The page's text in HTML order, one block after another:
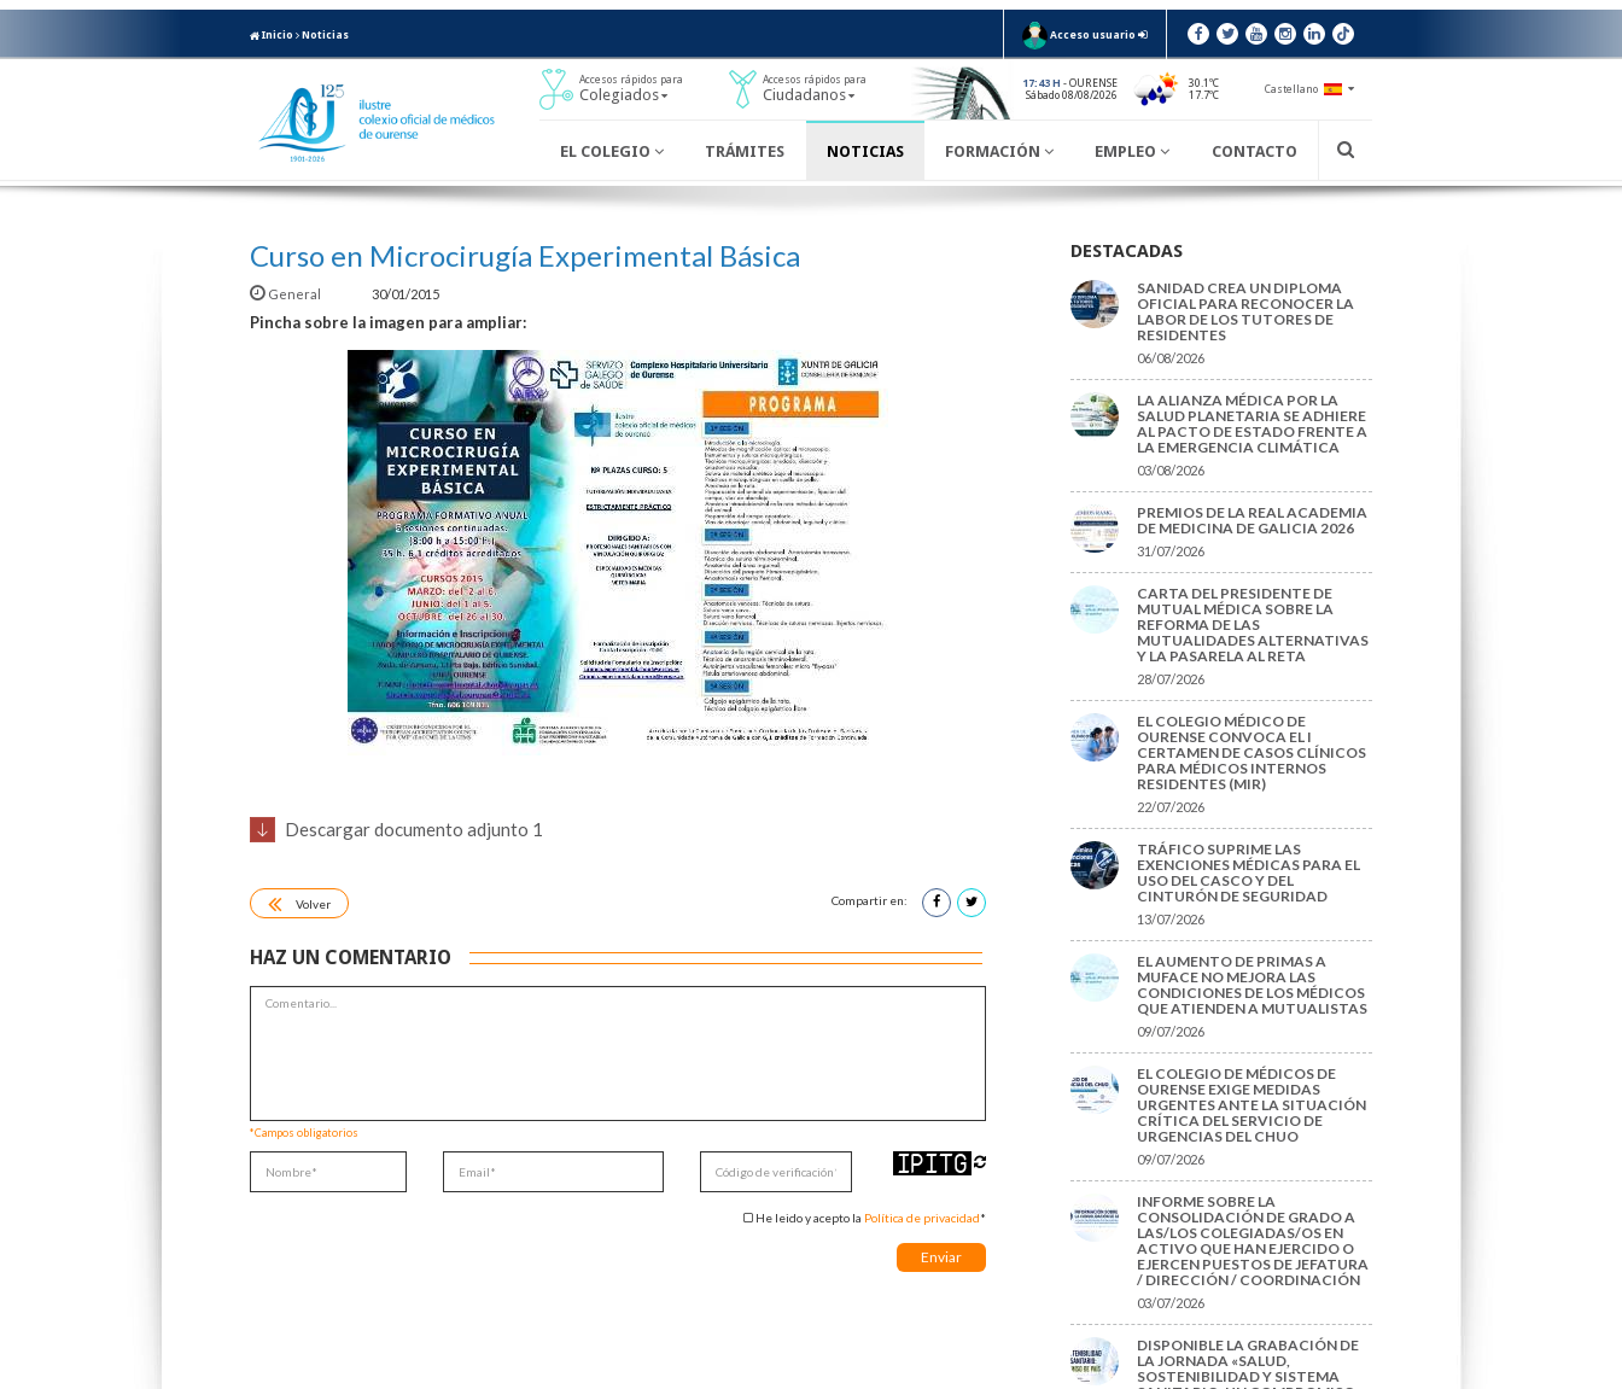
Inicio Noticias Acceso usuario
Accesos rápidos para
Colegiados
Accesos rápidos para
Ciudadanos
17:43 H - OURENSE
Sábado 08/08/2026
30.1ºC
17.7ºC
Castellano
EL COLEGIO TRÁMITES NOTICIAS FORMACIÓN EMPLEO CONTACTO
Curso en Microcirugía Experimental Básica
General 30/01/2015
Pincha sobre la imagen para ampliar:
Descargar documento adjunto 1
Volver Compartir en:
HAZ UN COMENTARIO
*Campos obligatorios
He leido y acepto la Política de privacidad*
DESTACADAS
SANIDAD CREA UN DIPLOMA
OFICIAL PARA RECONOCER LA
LABOR DE LOS TUTORES DE
RESIDENTES
06/08/2026
LA ALIANZA MÉDICA POR LA
SALUD PLANETARIA SE ADHIERE
AL PACTO DE ESTADO FRENTE A
LA EMERGENCIA CLIMÁTICA
03/08/2026
PREMIOS DE LA REAL ACADEMIA
DE MEDICINA DE GALICIA 2026
31/07/2026
CARTA DEL PRESIDENTE DE
MUTUAL MÉDICA SOBRE LA
REFORMA DE LAS
MUTUALIDADES ALTERNATIVAS
Y LA PASARELA AL RETA
28/07/2026
EL COLEGIO MÉDICO DE
OURENSE CONVOCA EL I
CERTAMEN DE CASOS CLÍNICOS
PARA MÉDICOS INTERNOS
RESIDENTES (MIR)
22/07/2026
TRÁFICO SUPRIME LAS
EXENCIONES MÉDICAS PARA EL
USO DEL CASCO Y DEL
CINTURÓN DE SEGURIDAD
13/07/2026
EL AUMENTO DE PRIMAS A
MUFACE NO MEJORA LAS
CONDICIONES DE LOS MÉDICOS
QUE ATIENDEN A MUTUALISTAS
09/07/2026
EL COLEGIO DE MÉDICOS DE
OURENSE EXIGE MEDIDAS
URGENTES ANTE LA SITUACIÓN
CRÍTICA DEL SERVICIO DE
URGENCIAS DEL CHUO
09/07/2026
INFORME SOBRE LA
CONSOLIDACIÓN DE GRADO A
LAS/LOS COLEGIADAS/OS EN
ACTIVO QUE HAN EJERCIDO O
EJERCEN PUESTOS DE JEFATURA
/ DIRECCIÓN / COORDINACIÓN
03/07/2026
DISPONIBLE LA GRABACIÓN DE
LA JORNADA «SALUD,
SOSTENIBILIDAD Y SISTEMA